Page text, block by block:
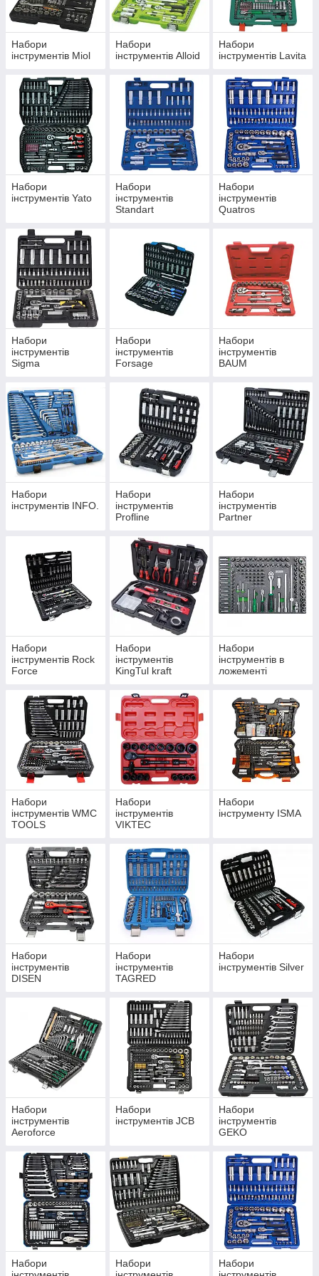
неповний список найменувань. Щоб дізнатися повний список
комплектуючих, ознайомтеся з технічною інформацією, якою
оснащена кожна позиція нашого каталогу.
Набори
інструментів Miol
Набори
інструментів Alloid
Набори
інструментів Lavita
Набори
інструментів Yato
Набори
інструментів
Standart
Набори
інструментів
Quatros
Набори
інструментів
Sigma
Набори
інструментів
Forsage
Набори
інструментів
BAUM
Набори
інструментів INFO.
Набори
інструментів
Profline
Набори
інструментів
Partner
Набори
інструментів Rock
Force
Набори
інструментів
KingTul kraft
Набори
інструментів в
ложементі
Набори
інструментів WMC
TOOLS
Набори
інструментів
VIKTEC
Набори
інструменту ISMA
Набори
інструментів
DISEN
Набори
інструментів
TAGRED
Набори
інструментів Silver
Набори
інструментів
Aeroforce
Набори
інструментів JCB
Набори
інструментів
GEKO
Набори
Набори
Набори